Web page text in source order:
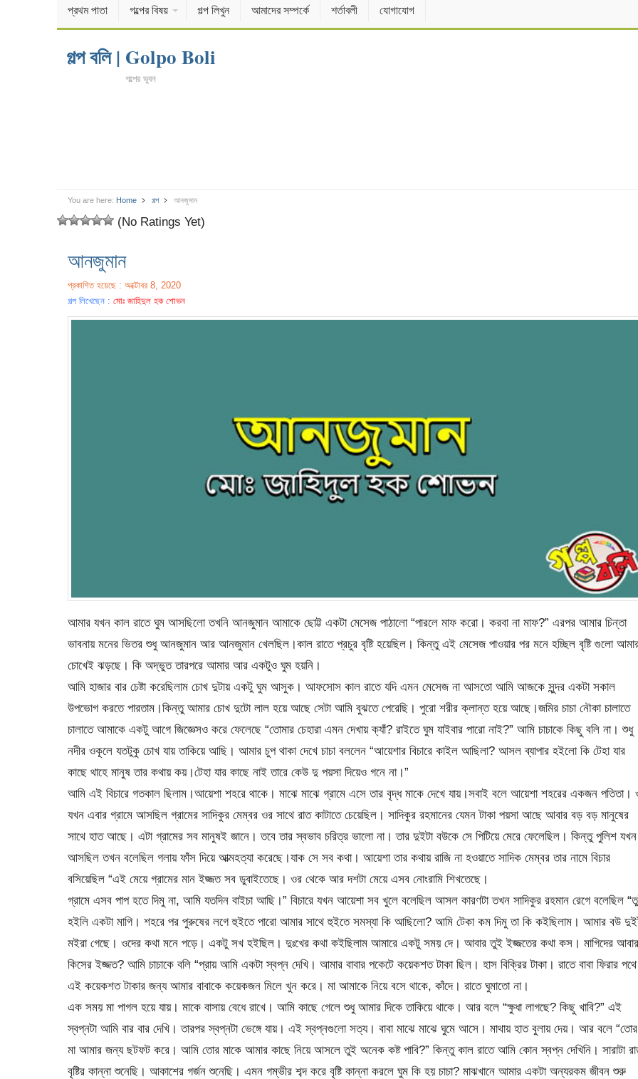
প্রথম পাতা গল্পের বিষয় গল্প লিখুন আমাদের সম্পর্কে শর্তাবলী যোগাযোগ
গল্প বলি | Golpo Boli
গল্পের ভুবন
You are here: Home গল্প আনজুমান
(No Ratings Yet)
আনজুমান
প্রকাশিত হয়েছে : অক্টোবর 8, 2020
গল্প লিখেছেন : মোঃ জাহিদুল হক শোভন
আমার যখন কাল রাতে ঘুম আসছিলো তখনি আনজুমান আমাকে ছোট্ট একটা মেসেজ পাঠালো “পারলে মাফ করো। করবা না মাফ?” এরপর আমার চিন্তা
ভাবনায় মনের ভিতর শুধু আনজুমান আর আনজুমান খেলছিল।কাল রাতে প্রচুর বৃষ্টি হয়েছিল। কিন্তু এই মেসেজ পাওয়ার পর মনে হচ্ছিল বৃষ্টি গুলো
চোখেই ঝড়ছে। কি অদ্ভুত তারপরে আমার আর একটুও ঘুম হয়নি।
আমি হাজার বার চেষ্টা করেছিলাম চোখ দুটায় একটু ঘুম আসুক। আফসোস কাল রাতে যদি এমন মেসেজ না আসতো আমি আজকে সুন্দর একটা সকাল
উপভোগ করতে পারতাম।কিন্তু আমার চোখ দুটো লাল হয়ে আছে সেটা আমি বুঝতে পেরেছি। পুরো শরীর ক্লান্ত হয়ে আছে।জমির চাচা নৌকা চালাতে
চালাতে আমাকে একটু আগে জিজ্ঞেসও করে ফেলেছে “তোমার চেহারা এমন দেখায় ক্যাঁ? রাইতে ঘুম যাইবার পারো নাই?” আমি চাচাকে কিছু বলি না। শুধু
নদীর ওকূলে যতটুকু চোখ যায় তাকিয়ে আছি। আমার চুপ থাকা দেখে চাচা বললেন “আয়েশার বিচারে কাইল আছিলা? আসল ব্যাপার হইলো কি টেহা যার
কাছে থাহে মানুষ তার কথায় কয়।টেহা যার কাছে নাই তারে কেউ দু পয়সা দিয়েও গনে না।”
আমি এই বিচারে গতকাল ছিলাম।আয়েশা শহরে থাকে। মাঝে মাঝে গ্রামে এসে তার বৃদ্ধ মাকে দেখে যায়।সবাই বলে আয়েশা শহরের একজন পতিতা।
যখন এবার গ্রামে আসছিল গ্রামের সাদিকুর মেম্বর ওর সাথে রাত কাটাতে চেয়েছিল। সাদিকুর রহমানের যেমন টাকা পয়সা আছে আবার বড় বড় মানুষের
সাথে হাত আছে। এটা গ্রামের সব মানুষই জানে। তবে তার স্বভাব চরিত্র ভালো না। তার দুইটা বউকে সে পিটিয়ে মেরে ফেলেছিল। কিন্তু পুলিশ যখন
আসছিল তখন বলেছিল গলায় ফাঁস দিয়ে আত্মহত্যা করেছে।যাক সে সব কথা। আয়েশা তার কথায় রাজি না হওয়াতে সাদিক মেম্বর তার নামে বিচার
বসিয়েছিল “এই মেয়ে গ্রামের মান ইজ্জত সব ডুবাইতেছে। ওর থেকে আর দশটা মেয়ে এসব নোংরামি শিখতেছে।
গ্রামে এসব পাপ হতে দিমু না, আমি যতদিন বাইচা আছি।” বিচারে যখন আয়েশা সব খুলে বলেছিল আসল কারণটা তখন সাদিকুর রহমান রেগে বলেছিল
হইলি একটা মাগি। শহরে পর পুরুষের লগে হুইতে পারো আমার সাথে হুইতে সমস্যা কি আছিলো? আমি টেকা কম দিমু তা কি কইছিলাম। আমার বউ
মইরা গেছে। ওদের কথা মনে পড়ে। একটু সখ হইছিল। দুঃখের কথা কইছিলাম আমারে একটু সময় দে। আবার তুই ইজ্জতের কথা কস। মাগিদের আবার
কিসের ইজ্জত? আমি চাচাকে বলি “প্রায় আমি একটা স্বপ্ন দেখি। আমার বাবার পকেটে কয়েকশত টাকা ছিল। হাস বিক্রির টাকা। রাতে বাবা ফিরার পথে
এই কয়েকশত টাকার জন্য আমার বাবাকে কয়েকজন মিলে খুন করে। মা আমাকে নিয়ে বসে থাকে, কাঁদে। রাতে ঘুমাতো না।
এক সময় মা পাগল হয়ে যায়। মাকে বাসায় বেধে রাখে। আমি কাছে গেলে শুধু আমার দিকে তাকিয়ে থাকে। আর বলে “ক্ষুধা লাগছে? কিছু খাবি?” এই
স্বপ্নটা আমি বার বার দেখি। তারপর স্বপ্নটা ভেঙ্গে যায়। এই স্বপ্নগুলো সত্য। বাবা মাঝে মাঝে ঘুমে আসে। মাথায় হাত বুলায় দেয়। আর বলে “তোর
মা আমার জন্য ছটফট করে। আমি তোর মাকে আমার কাছে নিয়ে আসলে তুই অনেক কষ্ট পাবি?” কিন্তু কাল রাতে আমি কোন স্বপ্ন দেখিনি। সারাটা
বৃষ্টির কান্না শুনেছি। আকাশের গর্জন শুনেছি। এমন গম্ভীর শব্দ করে বৃষ্টি কান্না করলে ঘুম কি হয় চাচা? মাঝখানে আমার একটা অন্যরকম জীবন শুরু